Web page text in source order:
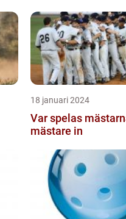
18 januari 2024
Var spelas
mästare in